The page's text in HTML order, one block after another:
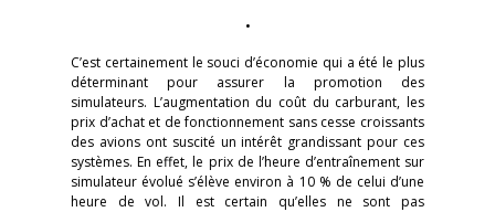
•
C’est certainement le souci d’économie qui a été le plus
déterminant pour assurer la promotion des
simulateurs. L’augmentation du coût du carburant, les
prix d’achat et de fonctionnement sans cesse croissants
des avions ont suscité un intérêt grandissant pour ces
systèmes. En effet, le prix de l’heure d’entraînement sur
simulateur évolué s’élève environ à 10 % de celui d’une
heure de vol. Il est certain qu’elles ne sont pas